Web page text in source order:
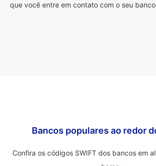
que você entre em contato com o seu
Bancos populares ao redor
Confira os códigos SWIFT dos bancos em